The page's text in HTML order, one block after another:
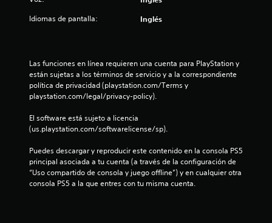
Idiomas de pantalla: Inglés
Las funciones en línea requieren una cuenta para PlayStation y
están sujetas a los términos de servicio y a la correspondiente
política de privacidad (playstation.com/Terms y
playstation.com/legal/privacy-policy).
El software está sujeto a licencia
(us.playstation.com/softwarelicense/sp).
Puedes descargar y reproducir este contenido en la consola PS5
principal asociada a tu cuenta (a través de la configuración de
“Uso compartido de consola y juego offline”) y en cualquier otra
consola PS5 a la que entres con tu misma cuenta.